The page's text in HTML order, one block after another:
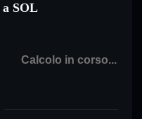
a SOL